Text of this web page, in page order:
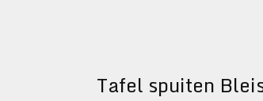
Tafel spuiten